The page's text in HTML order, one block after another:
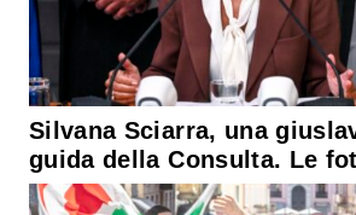
Silvana Sciarra, una
guida della Consulta. Le